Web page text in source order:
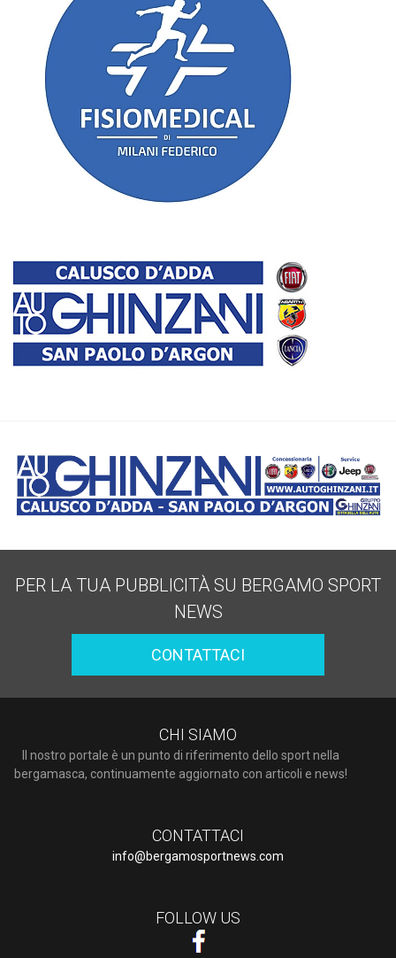
PER LA TUA PUBBLICITÀ SU BERGAMO SPORT
NEWS
CONTATTACI
CHI SIAMO
Il nostro portale è un punto di riferimento dello sport nella
bergamasca, continuamente aggiornato con articoli e news!
CONTATTACI
info@bergamosportnews.com
FOLLOW US